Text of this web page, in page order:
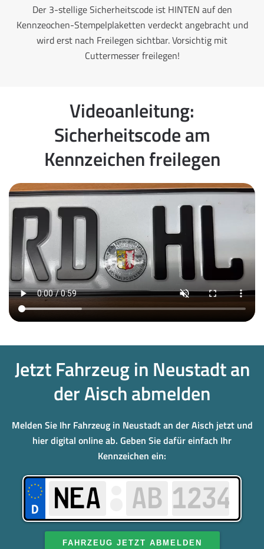
Der 3-stellige Sicherheitscode ist HINTEN auf den
Kennzeochen-Stempelplaketten verdeckt angebracht und
wird erst nach Freilegen sichtbar. Vorsichtig mit
Cuttermesser freilegen!
Videoanleitung:
Sicherheitscode am
Kennzeichen freilegen
Jetzt Fahrzeug in Neustadt an
der Aisch abmelden
Melden Sie Ihr Fahrzeug in Neustadt an der Aisch jetzt und
hier digital online ab. Geben Sie dafür einfach Ihr
Kennzeichen ein:
FAHRZEUG JETZT ABMELDEN